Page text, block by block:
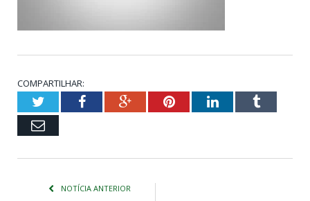
COMPARTILHAR:
TwitterFacebookGoogle+PinterestLinkedInTumblr
Email
NOTÍCIA ANTERIOR